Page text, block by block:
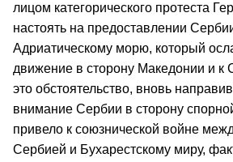
лицом категорического протеста
настоять на предоставлении
Адриатическому морю, который
движение в сторону Македонии и
это обстоятельство, вновь
внимание Сербии в сторону
привело к союзнической войне
Сербией и Бухарестскому миру,